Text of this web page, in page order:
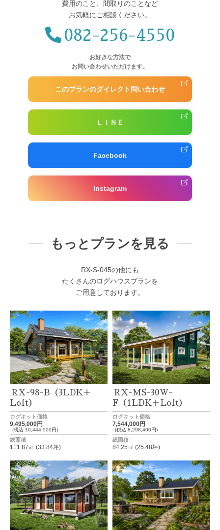
費用のこと、間取りのことなど
お気軽にご相談ください。
082-256-4550
お好きな方法で
お問い合わせいただけます。
このプランのダイレクト問い合わせ
ＬＩＮＥ
Facebook
Instagram
もっとプランを見る
RX-S-045の他にも
たくさんのログハウスプランを
ご用意しております。
RX-98-B（3LDK＋
Loft）
ログキット価格
9,495,000円
(税込 10,444,500円)
総面積
111.87㎡ (33.84坪)
RX-MS-30W-
F（1LDK＋Loft）
ログキット価格
7,544,000円
(税込 8,298,400円)
総面積
84.25㎡ (25.48坪)